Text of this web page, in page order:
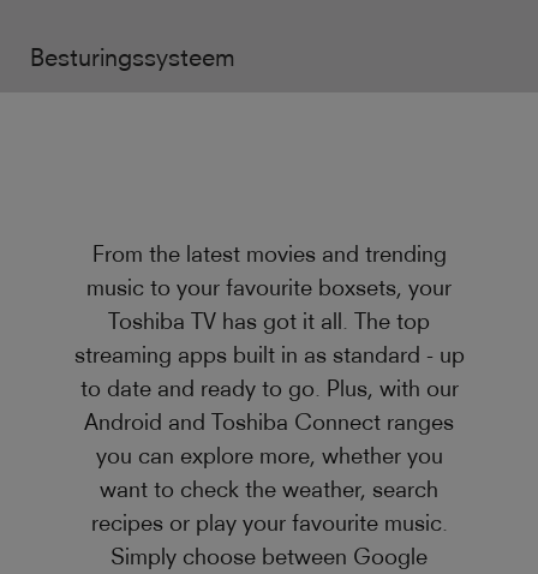
Besturingssysteem
From the latest movies and trending
music to your favourite boxsets, your
Toshiba TV has got it all. The top
streaming apps built in as standard - up
to date and ready to go. Plus, with our
Android and Toshiba Connect ranges
you can explore more, whether you
want to check the weather, search
recipes or play your favourite music.
Simply choose between Google